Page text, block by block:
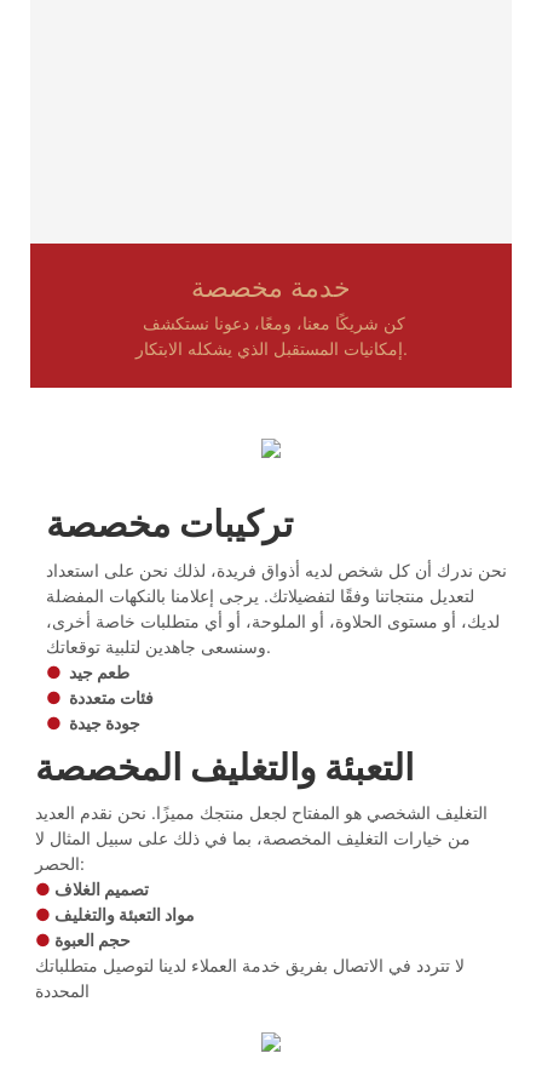
خدمة مخصصة
إمكانيات المستقبل الذي يشكله الابتكار.
تركيبات مخصصة
نحن ندرك أن كل شخص لديه أذواق فريدة، لذلك نحن على استعداد
لتعديل منتجاتنا وفقًا لتفضيلاتك. يرجى إعلامنا بالنكهات المفضلة
لديك، أو مستوى الحلاوة، أو الملوحة، أو أي متطلبات خاصة أخرى،
وسنسعى جاهدين لتلبية توقعاتك.
● طعم جيد
● فئات متعددة
● جودة جيدة
التعبئة والتغليف المخصصة
التغليف الشخصي هو المفتاح لجعل منتجك مميزًا. نحن نقدم العديد
من خيارات التغليف المخصصة، بما في ذلك على سبيل المثال لا
الحصر:
● تصميم الغلاف
● مواد التعبئة والتغليف
● حجم العبوة
لا تتردد في الاتصال بفريق خدمة العملاء لدينا لتوصيل متطلباتك
المحددة